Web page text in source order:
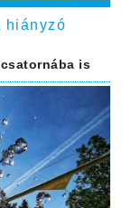
hiányzó
is